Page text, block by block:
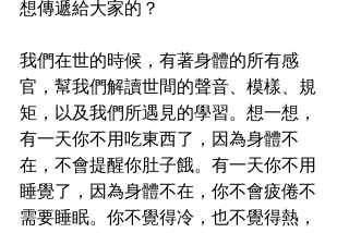
想傳遞給大家的？
我們在世的時候，有著身體的所有感
官，幫我們解讀世間的聲音、模樣、規
矩，以及我們所遇見的學習。想一想，
有一天你不用吃東西了，因為身體不
在，不會提醒你肚子餓。有一天你不用
睡覺了，因為身體不在，你不會疲倦不
需要睡眠。你不覺得冷，也不覺得熱，